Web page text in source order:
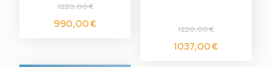
1220,00€
Le
prix
était :
990,00€Le
est :
1220,00€
Le
prix
1037,00€Le